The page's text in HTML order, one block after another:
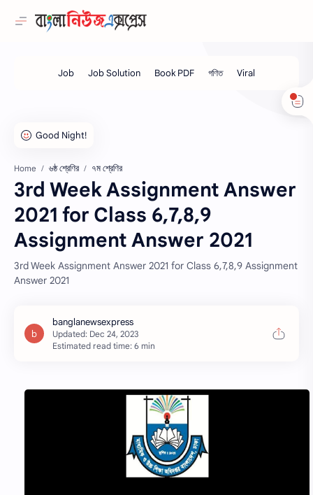
Home ৬ষ্ঠ শ্রেণির ৭ম শ্রেণির
3rd Week Assignment Answer
2021 for Class 6,7,8,9
Assignment Answer 2021
3rd Week Assignment Answer 2021 for Class 6,7,8,9 Assignment
Answer 2021
Estimated read time: 6 min